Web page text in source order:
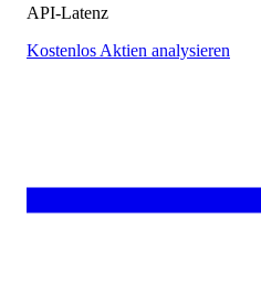
API-Latenz
Kostenlos Aktien analysieren